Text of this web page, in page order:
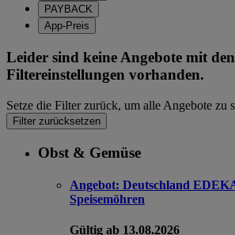
PAYBACK
App-Preis
Leider sind keine Angebote mit den
Filtereinstellungen vorhanden.
Setze die Filter zurück, um alle Angebote zu
Filter zurücksetzen
Obst & Gemüse
Angebot: Deutschland
Speisemöhren
Gültig ab 13.08.2026